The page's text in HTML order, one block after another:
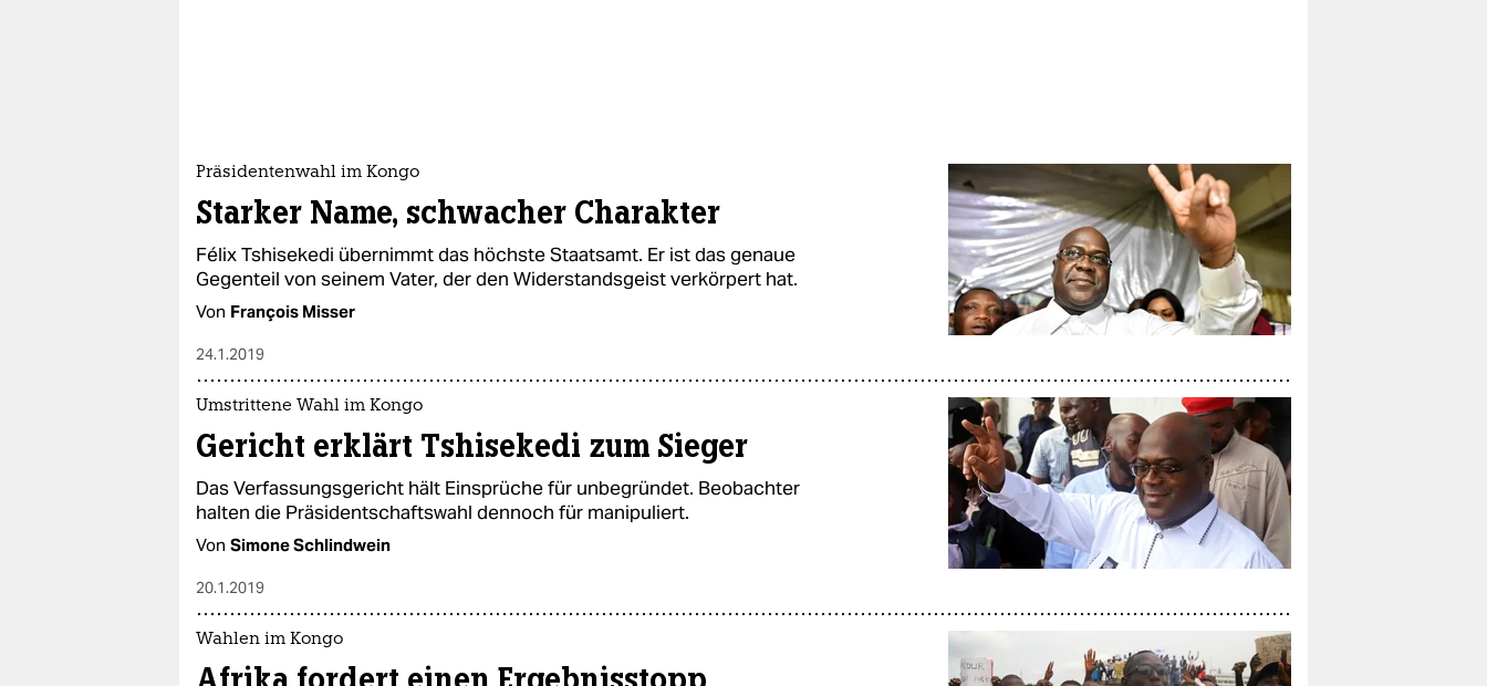
Präsidentenwahl im Kongo
Starker Name, schwacher Charakter
Félix Tshisekedi übernimmt das höchste Staatsamt. Er ist das genaue
Gegenteil von seinem Vater, der den Widerstandsgeist verkörpert hat.
Von François Misser
24.1.2019
Umstrittene Wahl im Kongo
Gericht erklärt Tshisekedi zum Sieger
Das Verfassungsgericht hält Einsprüche für unbegründet. Beobachter
halten die Präsidentschaftswahl dennoch für manipuliert.
Von Simone Schlindwein
20.1.2019
Wahlen im Kongo